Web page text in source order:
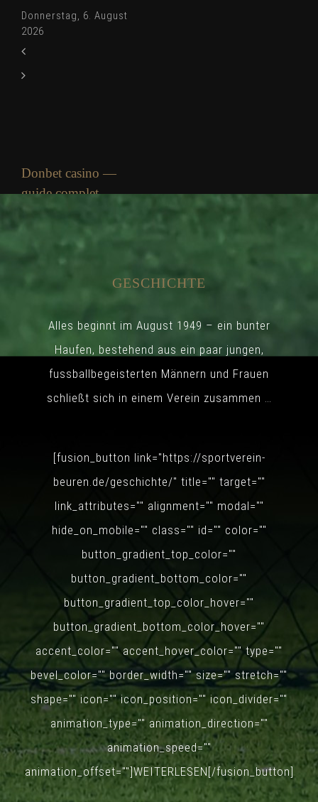
Donnerstag, 6. August
2026
Donbet casino —
guide complet
Donnerstag, 6. August
giriş hər fırlanışda
Donnerstag, 6. August
GESCHICHTE
Alles beginnt im August 1949 – ein bunter
Haufen, bestehend aus ein paar jungen,
fussballbegeisterten Männern und Frauen
schließt sich in einem Verein zusammen …
[fusion_button link="https://sportverein-
beuren.de/geschichte/" title="" target=""
link_attributes="" alignment="" modal=""
hide_on_mobile="" class="" id="" color=""
button_gradient_top_color=""
button_gradient_bottom_color=""
button_gradient_top_color_hover=""
button_gradient_bottom_color_hover=""
accent_color="" accent_hover_color="" type=""
bevel_color="" border_width="" size="" stretch=""
shape="" icon="" icon_position="" icon_divider=""
animation_type="" animation_direction=""
animation_speed=""
animation_offset=""]WEITERLESEN[/fusion_button]